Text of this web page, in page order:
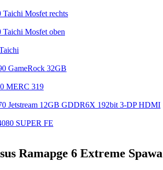
Mosfet rechts
Mosfet oben
GameRock 32GB
MERC 319
Jetstream 12GB GDDR6X 192bit 3-DP HDMI
SUPER FE
Ramapge 6 Extreme Spawa